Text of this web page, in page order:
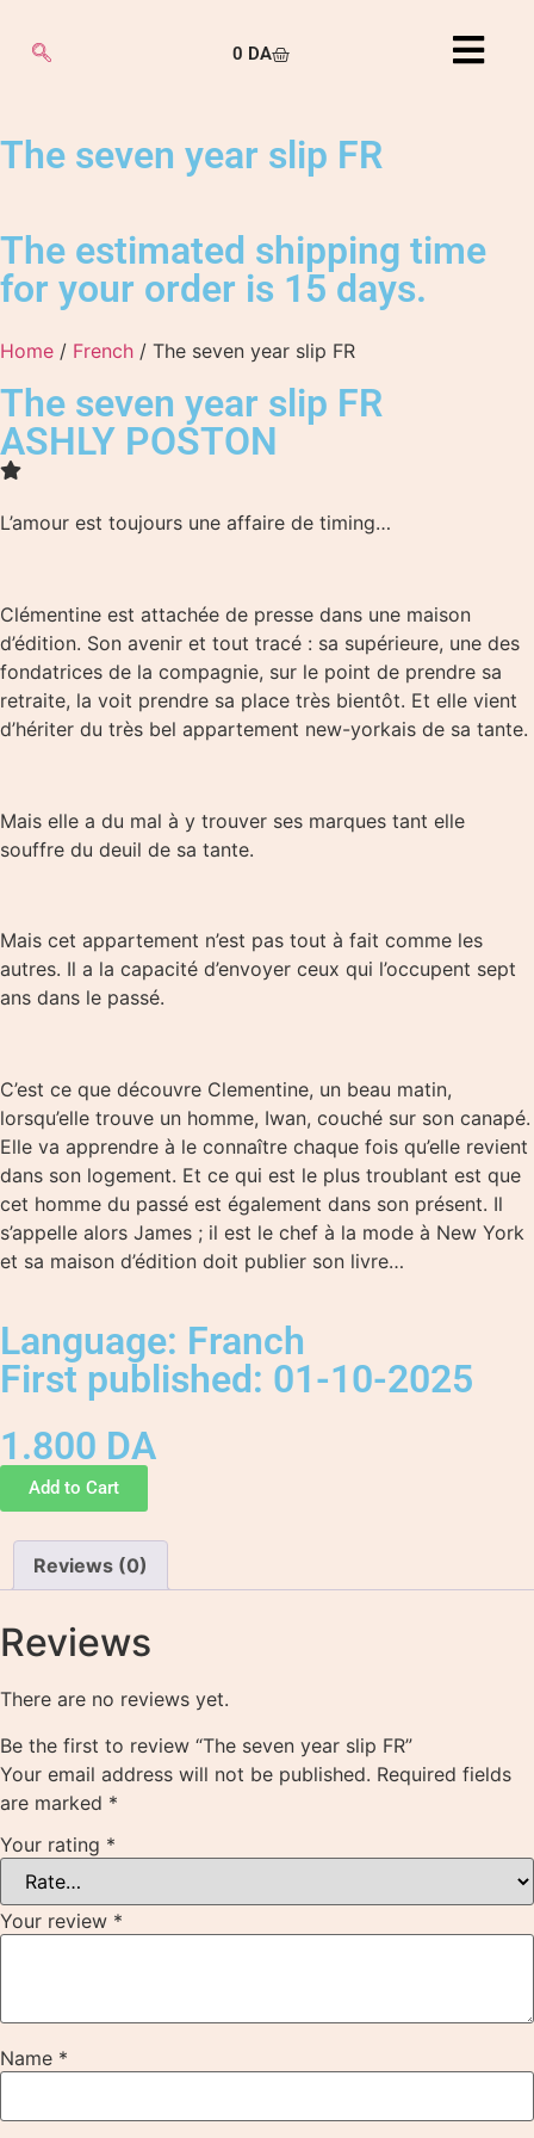
0 DA
The seven year slip FR
The estimated shipping time
for your order is 15 days.
Home / French / The seven year slip FR
The seven year slip FR
ASHLY POSTON
L’amour est toujours une affaire de timing…
Clémentine est attachée de presse dans une maison
d’édition. Son avenir et tout tracé : sa supérieure, une des
fondatrices de la compagnie, sur le point de prendre sa
retraite, la voit prendre sa place très bientôt. Et elle vient
d’hériter du très bel appartement new-yorkais de sa tante.
Mais elle a du mal à y trouver ses marques tant elle
souffre du deuil de sa tante.
Mais cet appartement n’est pas tout à fait comme les
autres. Il a la capacité d’envoyer ceux qui l’occupent sept
ans dans le passé.
C’est ce que découvre Clementine, un beau matin,
lorsqu’elle trouve un homme, Iwan, couché sur son canapé.
Elle va apprendre à le connaître chaque fois qu’elle revient
dans son logement. Et ce qui est le plus troublant est que
cet homme du passé est également dans son présent. Il
s’appelle alors James ; il est le chef à la mode à New York
et sa maison d’édition doit publier son livre…
Language: Franch
First published: 01-10-2025
1.800 DA
Add to Cart
Reviews (0)
Reviews
There are no reviews yet.
Be the first to review “The seven year slip FR”
Your email address will not be published. Required fields
are marked *
Your rating *
Your review *
Name *